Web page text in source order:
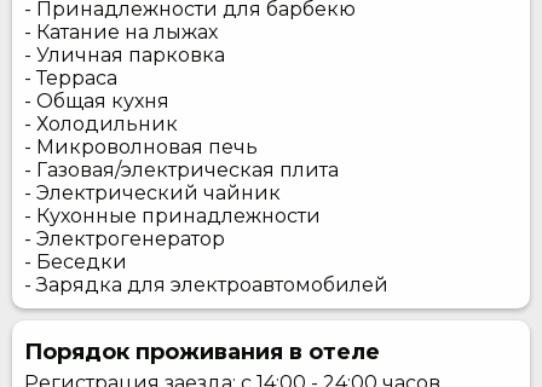
- Принадлежности для барбекю
- Катание на лыжах
- Уличная парковка
- Терраса
- Общая кухня
- Холодильник
- Микроволновая печь
- Газовая/электрическая плита
- Электрический чайник
- Кухонные принадлежности
- Электрогенератор
- Беседки
- Зарядка для электроавтомобилей
Порядок проживания в отеле